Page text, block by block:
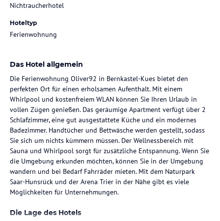
Nichtraucherhotel
Hoteltyp
Ferienwohnung
Das Hotel allgemein
Die Ferienwohnung Oliver92 in Bernkastel-Kues bietet den
perfekten Ort für einen erholsamen Aufenthalt. Mit einem
Whirlpool und kostenfreiem WLAN können Sie Ihren Urlaub in
vollen Zügen genießen. Das geräumige Apartment verfügt über 2
Schlafzimmer, eine gut ausgestattete Küche und ein modernes
Badezimmer. Handtücher und Bettwäsche werden gestellt, sodass
Sie sich um nichts kümmern müssen. Der Wellnessbereich mit
Sauna und Whirlpool sorgt für zusätzliche Entspannung. Wenn Sie
die Umgebung erkunden möchten, können Sie in der Umgebung
wandern und bei Bedarf Fahrräder mieten. Mit dem Naturpark
Saar-Hunsrück und der Arena Trier in der Nähe gibt es viele
Möglichkeiten für Unternehmungen.
Die Lage des Hotels